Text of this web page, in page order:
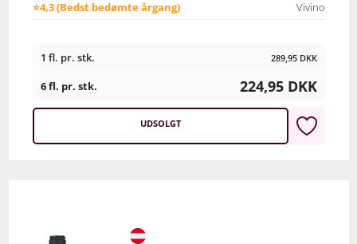
⭐4,3 (Bedst bedømte årgang)
Vivino
1 fl. pr. stk. 289,95 DKK
6 fl. pr. stk. 224,95 DKK
UDSOLGT